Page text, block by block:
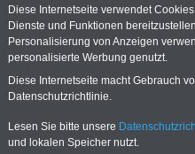
des Gesetzentwurfs der
(wahrscheinlich im
Broschüre.
Meldung
Diese Internetseite verwendet
Dienste und Funktionen
Personalisierung von Anzeigen
personalisierte Werbung genutzt.
Diese Internetseite macht Gebrauch
Datenschutzrichtlinie.
Lesen Sie bitte unsere
und lokalen Speicher nutzt.